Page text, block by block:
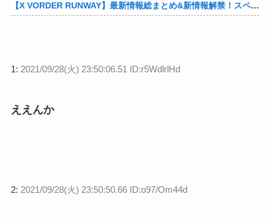
【X VORDER RUNWAY】最新情報総まとめ&新情報解禁！スペシャル番組！星川「ヘソは出したい」他
1: 2021/09/28(火) 23:50:06.51 ID:r5WdlrlHd
ええんか
2: 2021/09/28(火) 23:50:50.66 ID:o97/Om44d